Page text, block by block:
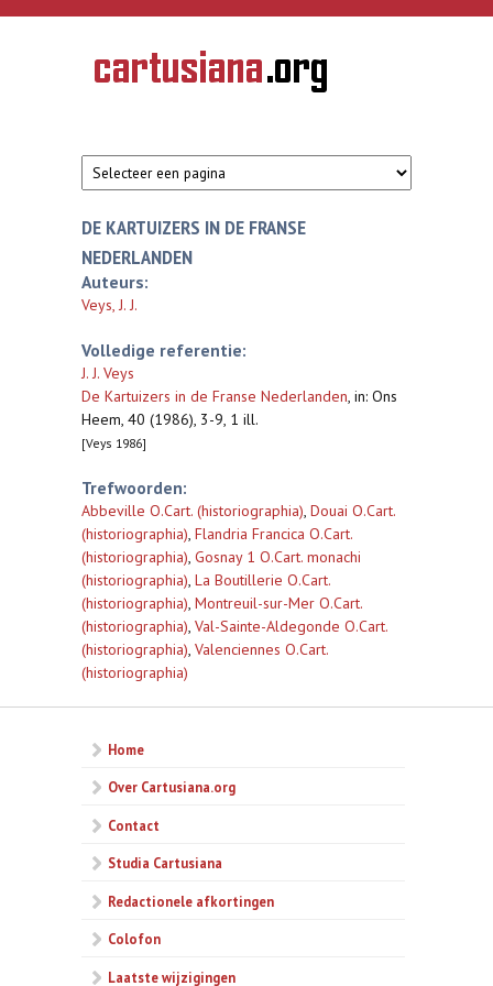
Overslaan en naar de inhoud gaan
CARTUSIANA
Geschiedenis
van de
DE KARTUIZERS IN DE FRANSE
NEDERLANDEN
Auteurs:
Veys, J. J.
Volledige referentie:
J. J. Veys
De Kartuizers in de Franse Nederlanden, in: Ons
Heem, 40 (1986), 3-9, 1 ill.
[Veys 1986]
Trefwoorden:
Abbeville O.Cart. (historiographia), Douai O.Cart.
(historiographia), Flandria Francica O.Cart.
(historiographia), Gosnay 1 O.Cart. monachi
(historiographia), La Boutillerie O.Cart.
(historiographia), Montreuil-sur-Mer O.Cart.
(historiographia), Val-Sainte-Aldegonde O.Cart.
(historiographia), Valenciennes O.Cart.
(historiographia)
Home
Over Cartusiana.org
Contact
Studia Cartusiana
Redactionele afkortingen
Colofon
Laatste wijzigingen